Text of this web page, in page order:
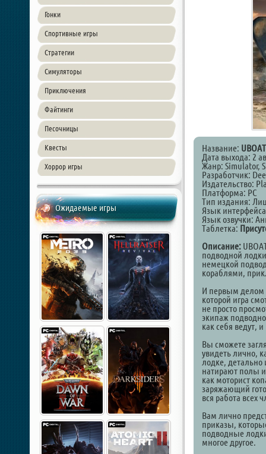
Гонки
Спортивные игры
Стратегии
Симуляторы
Приключения
Файтинги
Песочницы
Квесты
Хоррор игры
Ожидаемые игры
Название: UBOAT
Дата выхода: 2
Жанр: Simulator,
Разработчик:
Издательство:
Платформа: PC
Тип издания:
Язык
Язык озвучки:
Таблетка:
Описание:
подводной
немецкой
кораблями,
И первым делом
которой игра
не просто
экипаж
как себя ведут,
Вы сможете
увидеть лично,
лодке, детально
натирают полы
как моторист
заряжающий
вся работа всех
Вам лично
приказы,
подводные
многое другое.